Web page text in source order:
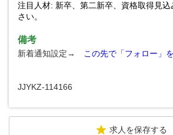
注目人材: 新卒、第二新卒、資格取得見
さい。
備考
新着通知設定→ この先で「フォロー」
JJYKZ-114166
求人を保存する